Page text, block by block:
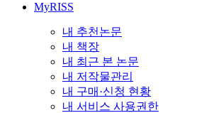
MyRISS
내 추천논문
내 책장
내 최근 본 논문
내 저작물관리
내 구매·신청 현황
내 서비스 사용권한